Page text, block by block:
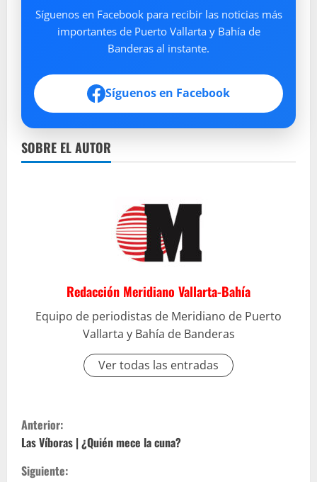
Síguenos en Facebook para recibir las noticias más
importantes de Puerto Vallarta y Bahía de
Banderas al instante.
Síguenos en Facebook
SOBRE EL AUTOR
Redacción Meridiano Vallarta-Bahía
Equipo de periodistas de Meridiano de Puerto
Vallarta y Bahía de Banderas
Ver todas las entradas
S
i
Anterior:
Las Víboras | ¿Quién mece la cuna?
Siguiente: